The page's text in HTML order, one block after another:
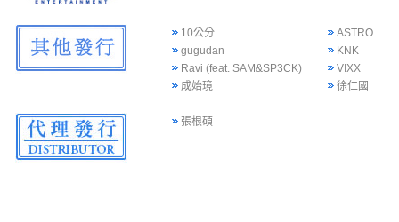
10公分
ASTRO
gugudan
KNK
Ravi (feat. SAM&SP3CK)
VIXX
成始璄
徐仁國
張根碩